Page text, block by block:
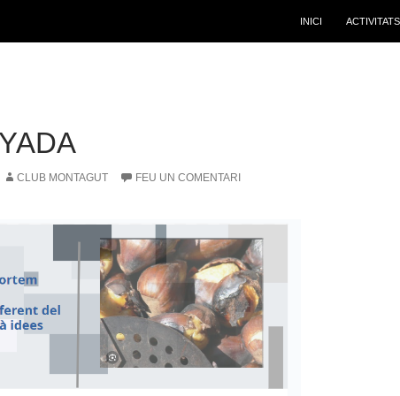
INICI ACTIVITATS
CLUB MONTAGUT FEU UN COMENTARI